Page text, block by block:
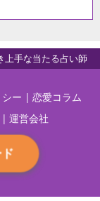
上手な当たる占い師
ー
恋愛コラム
運営会社